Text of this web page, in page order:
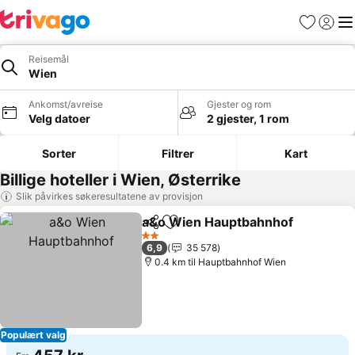
Favoritter
Logg
Reisemål
Wien
Ankomst/avreise
Velg datoer
Gjester og rom
2 gjester, 1 rom
Sorter Filtrer Kart
Billige hoteller i Wien, Østerrike
Slik påvirkes søkeresultatene av provisjon
Populært valg
Del Legg til i favoritter
a&o Wien Hauptbahnhof
2 Stjerner
6,9
35 578
0.4 km til Hauptbahnhof Wien